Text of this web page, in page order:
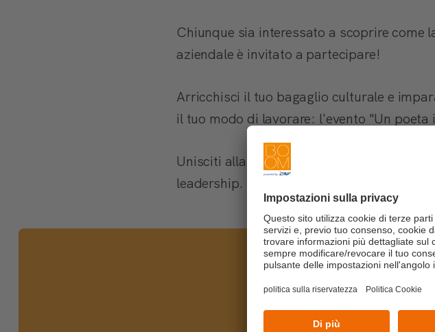
Chiunque sia interessato a scoprire come
aziendale è invitato a partecipare!
Arricchisci il tuo bagaglio culturale e
il tuo modo di lavorare: l'evento "Un poeta
Unisciti alla comunità di manager che
leadership.